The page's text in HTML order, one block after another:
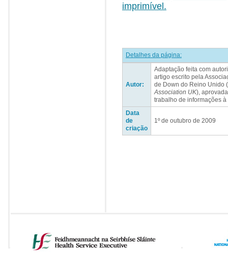
imprimível.
Detalhes da página:
Autor:
Adaptação feita com
artigo escrito pela
de Down do Reino Unido (
Association UK),
trabalho de informações à
Data
de
criação
1º de outubro de 2009